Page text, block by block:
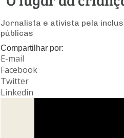
Jornalista e ativista pela
públicas
Compartilhar por:
E-mail
Facebook
Twitter
Linkedin